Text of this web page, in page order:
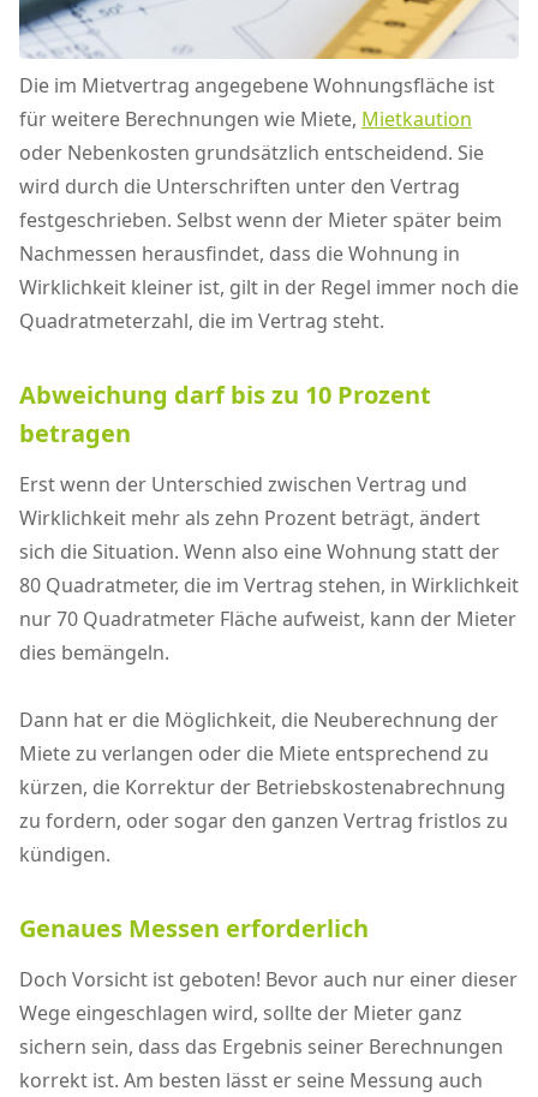
Die im Mietvertrag angegebene Wohnungsfläche ist
für weitere Berechnungen wie Miete, Mietkaution
oder Nebenkosten grundsätzlich entscheidend. Sie
wird durch die Unterschriften unter den Vertrag
festgeschrieben. Selbst wenn der Mieter später beim
Nachmessen herausfindet, dass die Wohnung in
Wirklichkeit kleiner ist, gilt in der Regel immer noch die
Quadratmeterzahl, die im Vertrag steht.
Abweichung darf bis zu 10 Prozent
betragen
Erst wenn der Unterschied zwischen Vertrag und
Wirklichkeit mehr als zehn Prozent beträgt, ändert
sich die Situation. Wenn also eine Wohnung statt der
80 Quadratmeter, die im Vertrag stehen, in Wirklichkeit
nur 70 Quadratmeter Fläche aufweist, kann der Mieter
dies bemängeln.
Dann hat er die Möglichkeit, die Neuberechnung der
Miete zu verlangen oder die Miete entsprechend zu
kürzen, die Korrektur der Betriebskostenabrechnung
zu fordern, oder sogar den ganzen Vertrag fristlos zu
kündigen.
Genaues Messen erforderlich
Doch Vorsicht ist geboten! Bevor auch nur einer dieser
Wege eingeschlagen wird, sollte der Mieter ganz
sichern sein, dass das Ergebnis seiner Berechnungen
korrekt ist. Am besten lässt er seine Messung auch